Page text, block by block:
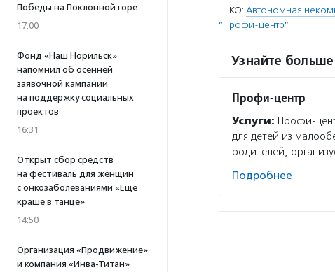
Победы на Поклонной горе
17:00
Фонд «Наш Норильск»
напомнил об осенней
заявочной кампании
на поддержку социальных
проектов
16:31
Открыт сбор средств
на фестиваль для женщин
с онкозаболеваниями «Еще
краше в танце»
14:50
Организация «Продвижение»
и компания «Инва-Титан»
НКО: Автономная
“Профи-центр”
Узнайте
Профи-центр
Услуги: Профи-
для детей из
родителей,
Подробнее